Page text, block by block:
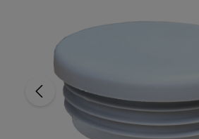
Bildergalerie überspringen